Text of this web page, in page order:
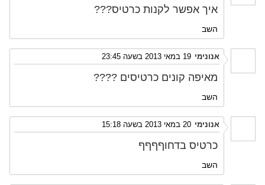
איך אפשר לקנות כרטיס???
השב
אנונימי 19 במאי 2013 בשעה 23:45
מאיפה קונים כרטיסים ????
השב
אנונימי 20 במאי 2013 בשעה 15:18
כרטיס בדחוףףףף
השב